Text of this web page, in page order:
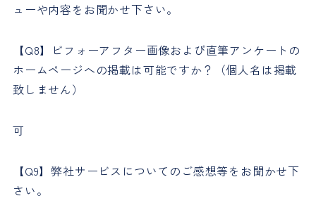
ューや内容をお聞かせ下さい。
【Q8】ビフォーアフター画像および直筆アンケートの
ホームページへの掲載は可能ですか？（個人名は掲載
致しません）
可
【Q9】弊社サービスについてのご感想等をお聞かせ下
さい。